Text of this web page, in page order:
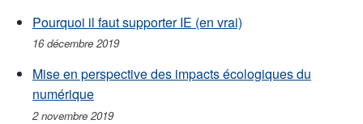
Pourquoi il faut supporter IE (en vrai)
16 décembre 2019
Mise en perspective des impacts écologiques du
numérique
2 novembre 2019